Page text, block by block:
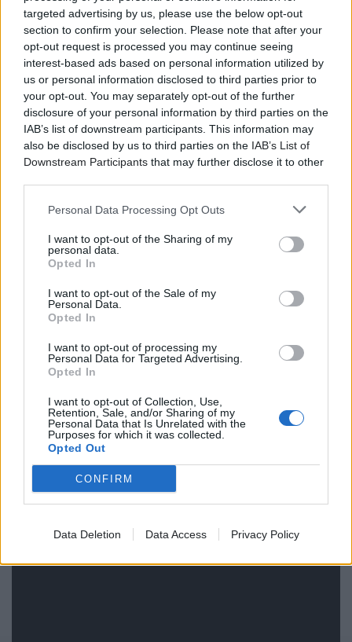
targeted advertising by us, please use the below opt-out
section to confirm your selection. Please note that after your
opt-out request is processed you may continue seeing
interest-based ads based on personal information utilized by
us or personal information disclosed to third parties prior to
your opt-out. You may separately opt-out of the further
disclosure of your personal information by third parties on the
IAB’s list of downstream participants. This information may
also be disclosed by us to third parties on the IAB’s List of
Downstream Participants that may further disclose it to other
Personal Data Processing Opt Outs
I want to opt-out of the Sharing of my
personal data.
Opted In
I want to opt-out of the Sale of my
Personal Data.
Opted In
I want to opt-out of processing my
Personal Data for Targeted Advertising.
Opted In
I want to opt-out of Collection, Use,
Retention, Sale, and/or Sharing of my
Personal Data that Is Unrelated with the
Purposes for which it was collected.
Opted Out
CONFIRM
Data Deletion Data Access Privacy Policy